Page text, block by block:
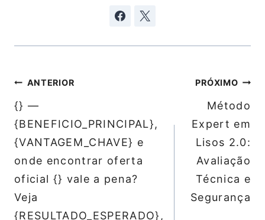
Navegação
de
Post
ANTERIOR
{} —
{BENEFICIO_PRINCIPAL},
{VANTAGEM_CHAVE} e
onde encontrar oferta
oficial {} vale a pena?
Veja
{RESULTADO_ESPERADO},
PRÓXIMO
Método
Expert em
Lisos 2.0:
Avaliação
Técnica e
Segurança